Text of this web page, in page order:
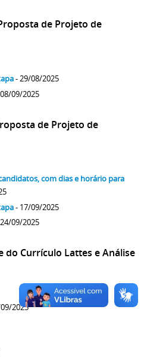
de Projeto de
- 29/08/2025
09/2025
de Projeto de
com dias e horário para
- 17/09/2025
09/2025
do Currículo Lattes e Análise
2025